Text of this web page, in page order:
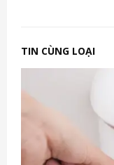
TIN CÙNG LOẠI